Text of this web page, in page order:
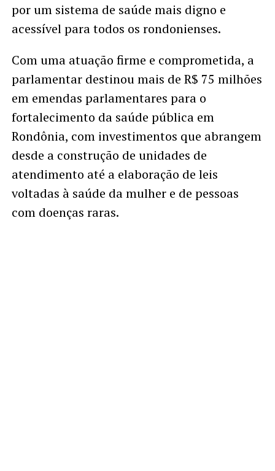
por um sistema de saúde mais digno e
acessível para todos os rondonienses.
Com uma atuação firme e comprometida, a
parlamentar destinou mais de R$ 75 milhões
em emendas parlamentares para o
fortalecimento da saúde pública em
Rondônia, com investimentos que abrangem
desde a construção de unidades de
atendimento até a elaboração de leis
voltadas à saúde da mulher e de pessoas
com doenças raras.